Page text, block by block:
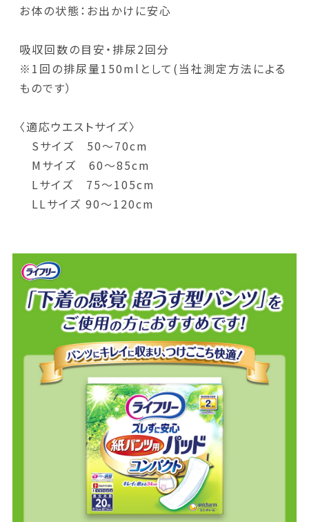
お体の状態：お出かけに安心
吸収回数の目安・排尿2回分
※1回の排尿量150mlとして(当社測定方法による
ものです）
〈適応ウエストサイズ〉
Sサイズ 50～70cm
Mサイズ 60～85cm
Lサイズ 75～105cm
LLサイズ 90～120cm